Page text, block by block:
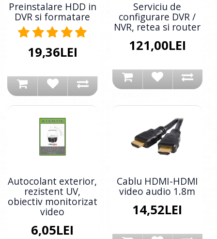
Preinstalare HDD in
DVR si formatare
19,36LEI
Serviciu de
configurare DVR /
NVR, retea si router
121,00LEI
Autocolant exterior,
rezistent UV,
obiectiv monitorizat
video
6,05LEI
Cablu HDMI-HDMI
video audio 1.8m
14,52LEI